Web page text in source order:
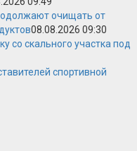
очищать от
08.08.2026 09:30
со скального участка под
спортивной